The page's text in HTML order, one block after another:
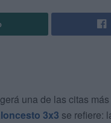
una de las citas
3x3 se refiere: